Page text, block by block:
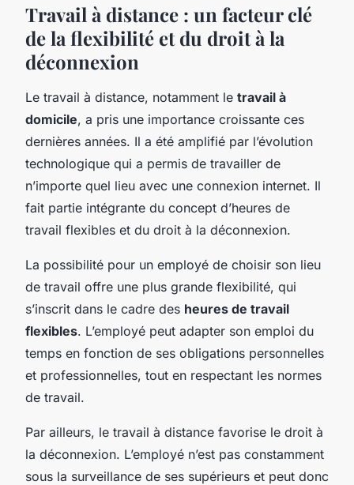
Travail à distance : un facteur clé
de la flexibilité et du droit à la
déconnexion
Le travail à distance, notamment le travail à
domicile, a pris une importance croissante ces
dernières années. Il a été amplifié par l’évolution
technologique qui a permis de travailler de
n’importe quel lieu avec une connexion internet. Il
fait partie intégrante du concept d’heures de
travail flexibles et du droit à la déconnexion.
La possibilité pour un employé de choisir son lieu
de travail offre une plus grande flexibilité, qui
s’inscrit dans le cadre des heures de travail
flexibles. L’employé peut adapter son emploi du
temps en fonction de ses obligations personnelles
et professionnelles, tout en respectant les normes
de travail.
Par ailleurs, le travail à distance favorise le droit à
la déconnexion. L’employé n’est pas constamment
sous la surveillance de ses supérieurs et peut donc